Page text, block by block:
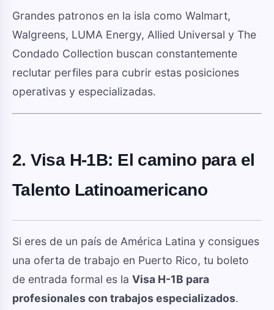
Grandes patronos en la isla como Walmart,
Walgreens, LUMA Energy, Allied Universal y The
Condado Collection buscan constantemente
reclutar perfiles para cubrir estas posiciones
operativas y especializadas.
2. Visa H-1B: El camino para el
Talento Latinoamericano
Si eres de un país de América Latina y consigues
una oferta de trabajo en Puerto Rico, tu boleto
de entrada formal es la Visa H-1B para
profesionales con trabajos especializados.